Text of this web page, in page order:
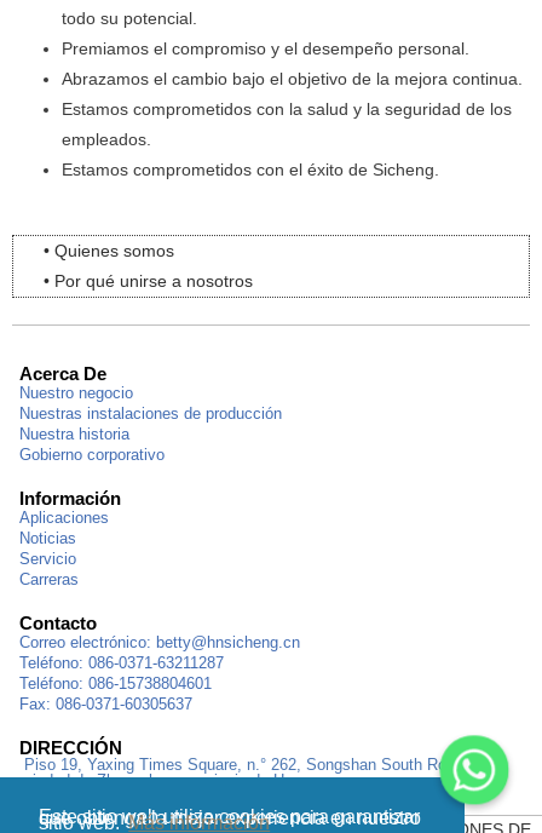
Este sitio web utiliza cookies para garantizar que obtenga la mejor experiencia en nuestro
sitio web.Más información
todo su potencial.
Premiamos el compromiso y el desempeño personal.
Abrazamos el cambio bajo el objetivo de la mejora continua.
Estamos comprometidos con la salud y la seguridad de los
empleados.
Estamos comprometidos con el éxito de Sicheng.
• Quienes somos
• Por qué unirse a nosotros
Acerca De
Nuestro negocio
Nuestras instalaciones de producción
Nuestra historia
Gobierno corporativo
Información
Aplicaciones
Noticias
Servicio
Carreras
Contacto
Correo electrónico: betty@hnsicheng.cn
Teléfono: 086-0371-63211287
Teléfono: 086-15738804601
Fax: 086-0371-60305637
DIRECCIÓN
Piso 19, Yaxing Times Square, n.° 262, Songshan South Road,
ciudad de Zhengzhou, provincia de Henan